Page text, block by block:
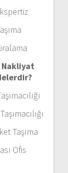
Nakliyat
Taşıma
Ofis